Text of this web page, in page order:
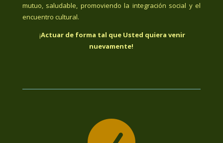
mutuo, saludable, promoviendo la integración social y el
encuentro cultural.
¡Actuar de forma tal que Usted quiera venir
nuevamente!